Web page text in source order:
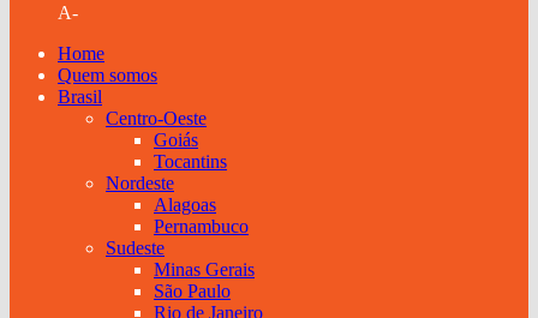
A-
Home
Quem somos
Brasil
Centro-Oeste
Goiás
Tocantins
Nordeste
Alagoas
Pernambuco
Sudeste
Minas Gerais
São Paulo
Rio de Janeiro